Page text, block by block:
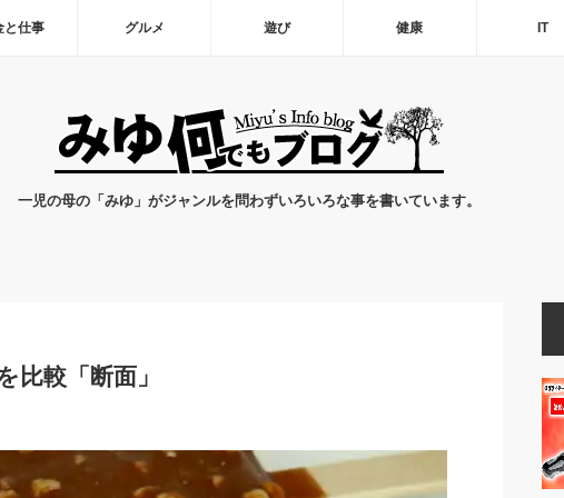
と仕事 グルメ 遊び 健康 IT
一児の母の「みゆ」がジャンルを問わずいろいろな事を書いています。
較「断面」